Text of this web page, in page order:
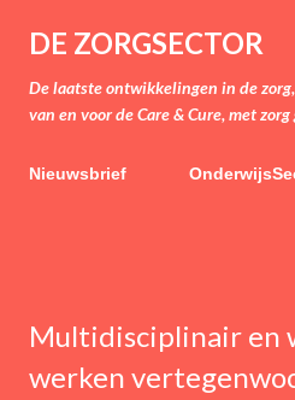
Doorgaan naar
DE ZORGSECTOR
De laatste ontwikkelingen in de
van en voor de Care & Cure, met
Nieuwsbrief
Multidisciplinair en
werken